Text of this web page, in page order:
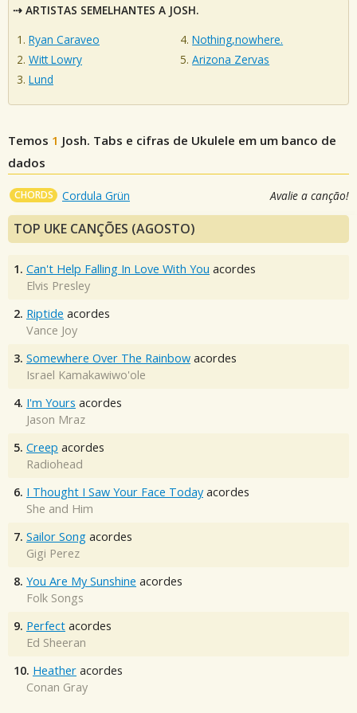
ARTISTAS SEMELHANTES A JOSH.
Ryan Caraveo
Witt Lowry
Lund
Nothing,nowhere.
Arizona Zervas
Temos 1 Josh. Tabs e cifras de Ukulele em um banco de
dados
CHORDS Cordula Grün Avalie a canção!
TOP UKE CANÇÕES (AGOSTO)
1. Can't Help Falling In Love With You acordes
Elvis Presley
2. Riptide acordes
Vance Joy
3. Somewhere Over The Rainbow acordes
Israel Kamakawiwo'ole
4. I'm Yours acordes
Jason Mraz
5. Creep acordes
Radiohead
6. I Thought I Saw Your Face Today acordes
She and Him
7. Sailor Song acordes
Gigi Perez
8. You Are My Sunshine acordes
Folk Songs
9. Perfect acordes
Ed Sheeran
10. Heather acordes
Conan Gray